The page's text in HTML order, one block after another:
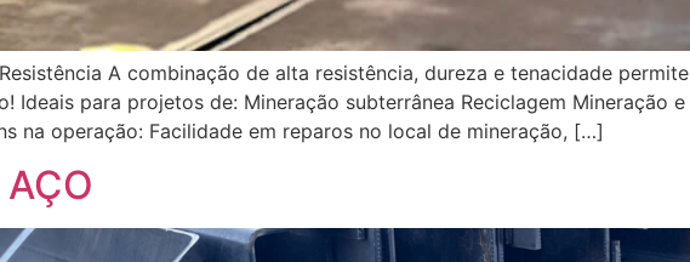
A combinação de alta resistência, dureza e tenacidade
Ideais para projetos de: Mineração subterrânea Reciclagem Mineração
na operação: Facilidade em reparos no local de mineração, […]